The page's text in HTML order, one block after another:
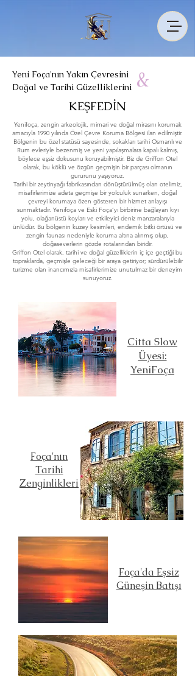
Yeni Foça'nın Yakın Çevresini &
Doğal ve Tarihi Güzelliklerini
KEŞFEDİN
Yenifoça, zengin arkeolojik, mimari ve doğal mirasını korumak
amacıyla 1990 yılında Özel Çevre Koruma Bölgesi ilan edilmiştir.
Bölgenin bu özel statüsü sayesinde, sokakları tarihi Osmanlı ve
Rum evleriyle bezenmiş ve yeni yapılaşmalara kapalı kalmış,
böylece eşsiz dokusunu koruyabilmiştir. Biz de Griffon Otel
olarak, bu köklü ve özgün geçmişin bir parçası olmanın
gururunu yaşıyoruz.
Tarihi bir zeytinyağı fabrikasından dönüştürülmüş olan otelimiz,
misafirlerimize adeta geçmişe bir yolculuk sunarken, doğal
çevreyi korumaya özen gösteren bir hizmet anlayışı
sunmaktadır. Yenifoça ve Eski Foça’yı birbirine bağlayan kıyı
yolu, olağanüstü koyları ve etkileyici deniz manzaralarıyla
ünlüdür. Bu bölgenin kuzey kesimleri, endemik bitki örtüsü ve
zengin faunası nedeniyle koruma altına alınmış olup,
doğaseverlerin gözde rotalarından biridir.
Griffon Otel olarak, tarihi ve doğal güzelliklerin iç içe geçtiği bu
topraklarda, geçmişle geleceği bir araya getiriyor; sürdürülebilir
turizme olan inancımızla misafirlerimize unutulmaz bir deneyim
sunuyoruz.
Citta Slow
Üyesi:
YeniFoça
Foça'nın
Tarihi
Zenginlikleri
Foça'da Eşsiz
Güneşin Batışı